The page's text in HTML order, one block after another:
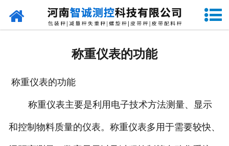
网站首页
设备原理
称重仪表的功能
称重仪表的功能
称重仪表主要是利用电子技术方法测量、显示
和控制物料质量的仪表。称重仪表多用于需要较快、